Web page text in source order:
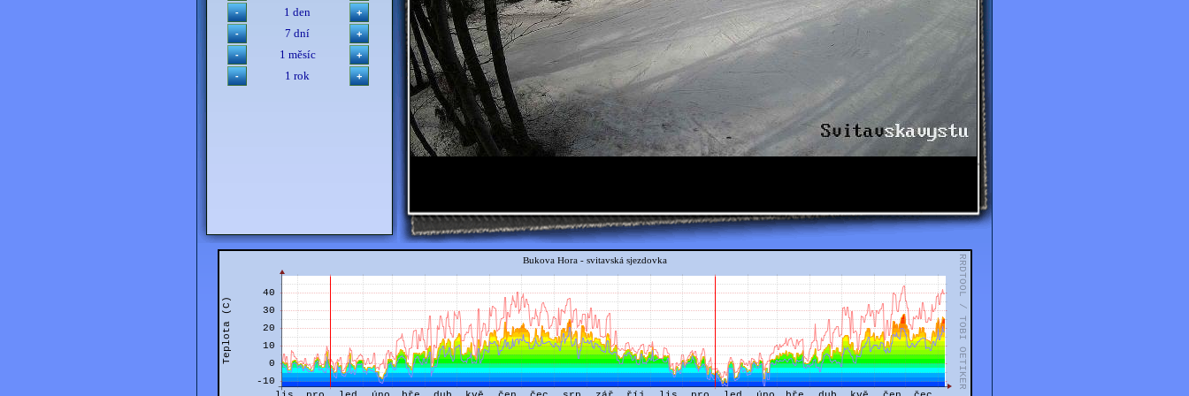
1 den
7 dní
1 měsíc
1 rok